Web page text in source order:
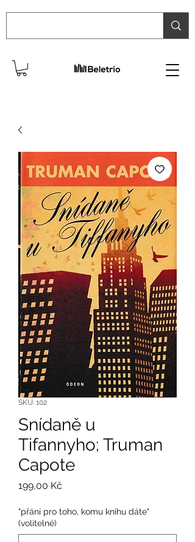
SKU: 102
Snídaně u
Tifannyho; Truman
Capote
199,00 Kč
"přání pro toho, komu knihu dáte"
(volitelné)